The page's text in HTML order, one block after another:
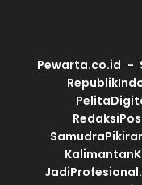
Pewarta.co.id